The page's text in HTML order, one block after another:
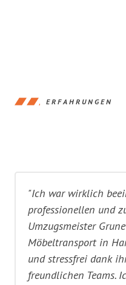
ERFAHRUNGEN
"Ich war wirklich
professionellen und
Umzugsmeister
Möbeltransport in
und stressfrei dank
freundlichen Teams.